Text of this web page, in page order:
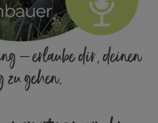
– erlaube dir, deinen
gehen.